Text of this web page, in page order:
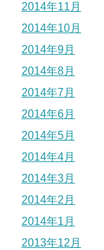
2014年11月
2014年10月
2014年9月
2014年8月
2014年7月
2014年6月
2014年5月
2014年4月
2014年3月
2014年2月
2014年1月
2013年12月